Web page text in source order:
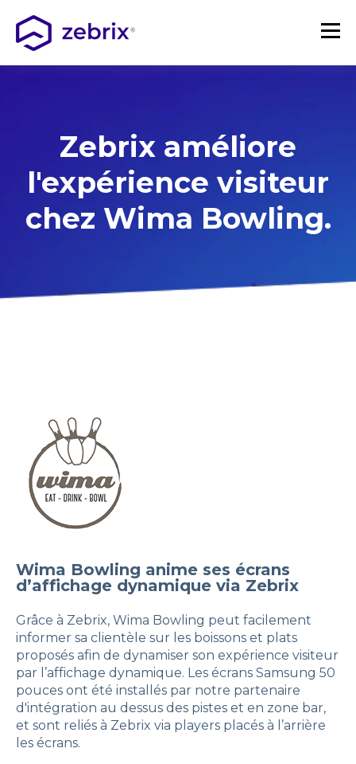
Zebrix améliore
l'expérience visiteur
chez Wima Bowling.
Wima Bowling anime ses écrans
d’affichage dynamique via Zebrix
Grâce à Zebrix, Wima Bowling peut facilement
informer sa clientèle sur les boissons et plats
proposés afin de dynamiser son expérience visiteur
par l’affichage dynamique. Les écrans Samsung 50
pouces ont été installés par notre partenaire
d'intégration au dessus des pistes et en zone bar,
et sont reliés à Zebrix via players placés à l’arrière
les écrans.